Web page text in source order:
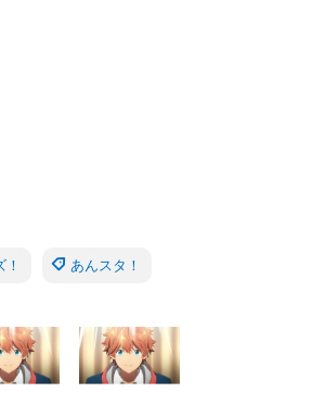
あんスタ！